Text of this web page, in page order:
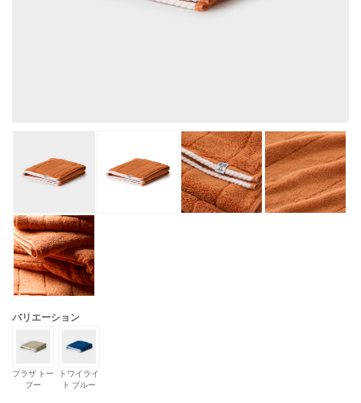
バリエーション
プラザ トー
プー
トワイライ
ト ブルー